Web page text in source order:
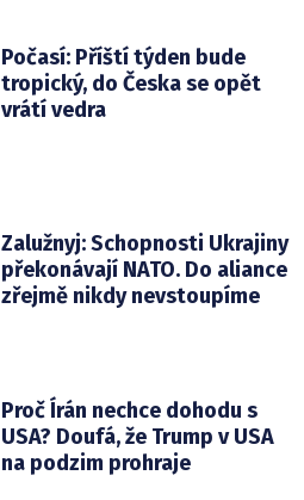
Počasí: Příští týden bude
tropický, do Česka se opět
vrátí vedra
Zalužnyj: Schopnosti Ukrajiny
překonávají NATO. Do aliance
zřejmě nikdy nevstoupíme
Proč Írán nechce dohodu s
USA? Doufá, že Trump v USA
na podzim prohraje